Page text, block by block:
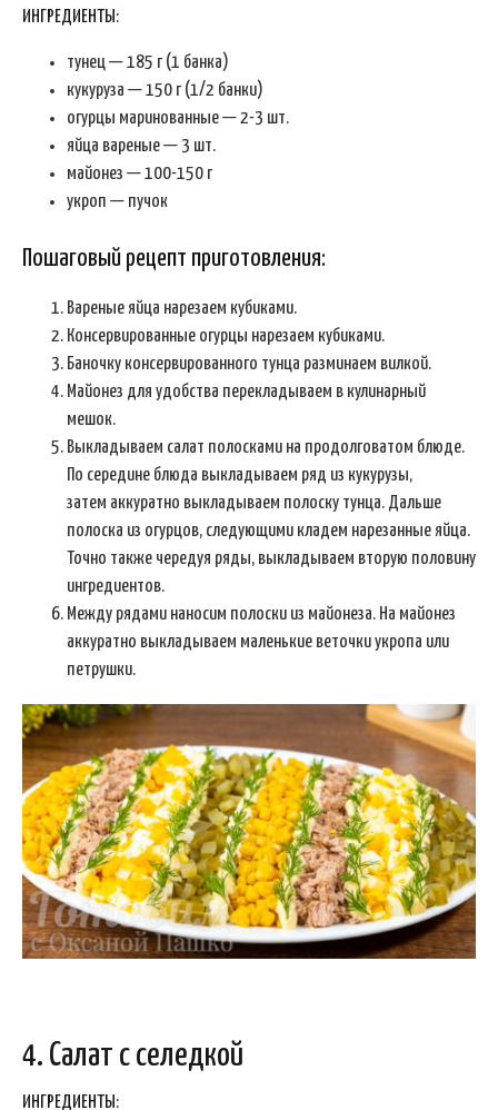
ИНГРЕДИЕНТЫ:
тунец — 185 г (1 банка)
кукуруза — 150 г (1/2 банки)
огурцы маринованные — 2-3 шт.
яйца вареные — 3 шт.
майонез — 100-150 г
укроп — пучок
Пошаговый рецепт приготовления:
Вареные яйца нарезаем кубиками.
Консервированные огурцы нарезаем кубиками.
Баночку консервированного тунца разминаем вилкой.
Майонез для удобства перекладываем в кулинарный
мешок.
Выкладываем салат полосками на продолговатом блюде.
По середине блюда выкладываем ряд из кукурузы,
затем аккуратно выкладываем полоску тунца. Дальше
полоска из огурцов, следующими кладем нарезанные яйца.
Точно также чередуя ряды, выкладываем вторую половину
ингредиентов.
Между рядами наносим полоски из майонеза. На майонез
аккуратно выкладываем маленькие веточки укропа или
петрушки.
4. Салат с селедкой
ИНГРЕДИЕНТЫ: